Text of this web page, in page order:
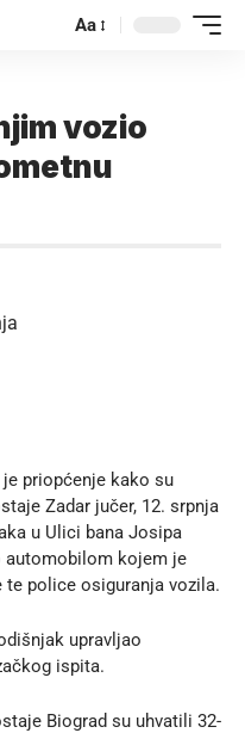
Aa
vozio
priopćenje kako su
Zadar jučer, 12. srpnja
u Ulici bana Josipa
automobilom kojem je
police osiguranja vozila.
upravljao
ispita.
Biograd su uhvatili 32-